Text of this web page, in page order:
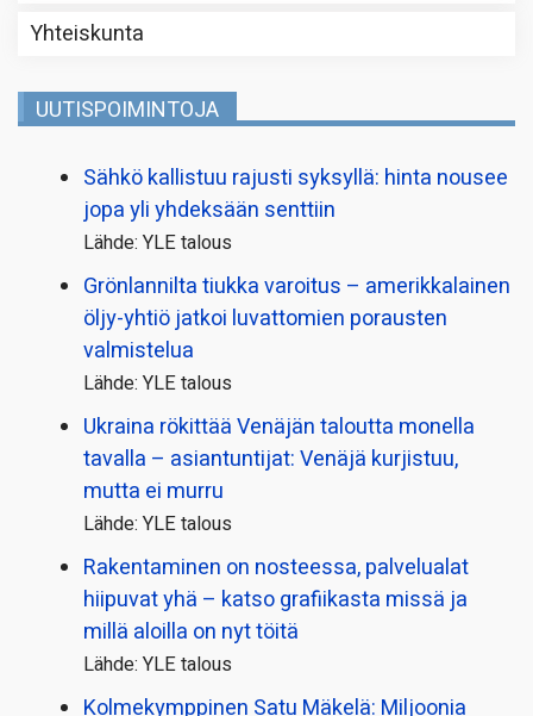
Yhteiskunta
UUTISPOIMINTOJA
Sähkö kallistuu rajusti syksyllä: hinta nousee
jopa yli yhdeksään senttiin
Lähde: YLE talous
Grönlannilta tiukka varoitus – amerikkalainen
öljy-yhtiö jatkoi luvattomien porausten
valmistelua
Lähde: YLE talous
Ukraina rökittää Venäjän taloutta monella
tavalla – asiantuntijat: Venäjä kurjistuu,
mutta ei murru
Lähde: YLE talous
Rakentaminen on nosteessa, palvelualat
hiipuvat yhä – katso grafiikasta missä ja
millä aloilla on nyt töitä
Lähde: YLE talous
Kolmekymppinen Satu Mäkelä: Miljoonia